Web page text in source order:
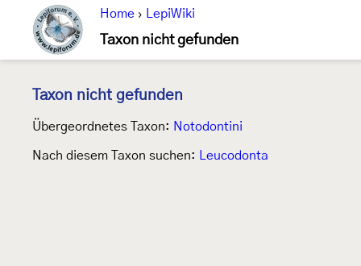
Home › LepiWiki
Taxon nicht gefunden
Taxon nicht gefunden
Übergeordnetes Taxon: Notodontini
Nach diesem Taxon suchen: Leucodonta